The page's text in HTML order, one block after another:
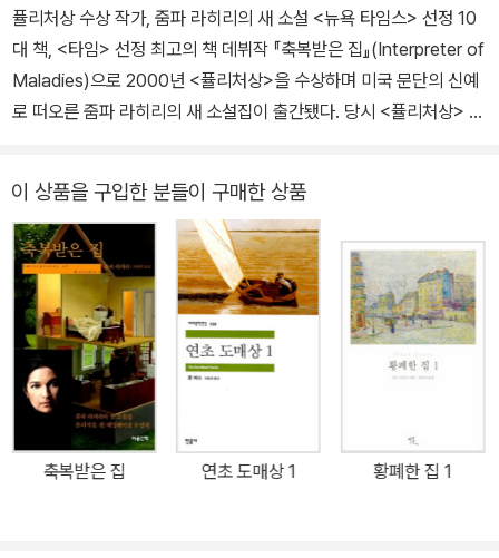
마이클 키멜만의 『우연한 걸작』 등이 있다. <한국일보>, <한겨레>,
<중앙일보>, <조선일보> 등 일간 매체와 주요 잡지에 기고했으며,
현재 뉴욕과 서울에 거주하며 작가, 번역가, 갤러리스트로 활동 중이
다.
퓰리처상 수상 작가, 줌파 라히리의 새 소설 <뉴욕 타임스> 선정 10
대 책, <타임> 선정 최고의 책 데뷔작 『축복받은 집』(Interpreter of
Maladies)으로 2000년 <퓰리처상>을 수상하며 미국 문단의 신예
로 떠오른 줌파 라히리의 새 소설집이 출간됐다. 당시 <퓰리처상> 수
품이었던 것과 달리 이민자의 정체성을 다룬 작품이었다는 점, 또 장
편에 주는 상이라는 인식을 깨고 단편집으로 수상의 영예를 안았다는
점이 이 작가가 갱신한 신기록이었다. 이어 줌파 라히리는 <펜/헤밍
웨이상> 수상과 함께 29개 언어로 작품이 번역되면서 일약 세계적인
작가의 반열에 올라섰다. 두 번째 소설이자 첫 번째 장편 소설 『이름
뒤에 숨은 사랑』 또한 미국 내에서만 80만 부의 판매를 기록하면서
소포모어 징크스를 가볍게 뛰어넘었다. 세 번째 작품인 『그저 좋은 사
람』은 ‘<뉴욕 타임스> 선정 10대 책’ ‘<타임> 선정 최고의 책’ 등 유
수 매체에서 ‘최고의 책’으로 선정되는 영예를 누렸으며 그녀가 ‘단편
의 여왕’으로 자리매김하는 데 큰 역할을 했다. 줌파 라히리의 작품은
이 상품을 구입한 분들이 구매한 상품
축복받은 집 연초 도매상 1 황폐한 집 1